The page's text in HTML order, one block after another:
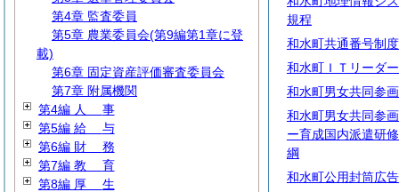
規程
和水町共通番号制
和水町ＩＴリーダ
和水町男女共同参
和水町男女共同参
ー育成国内派遣研
綱
和水町公用封筒広
第4章 監査委員
第5章 農業委員会(第9編第1章に登
載)
第6章 固定資産評価審査委員会
第7章 附属機関
第4編 人 事
第5編 給 与
第6編 財 務
第7編 教 育
第8編 厚 生